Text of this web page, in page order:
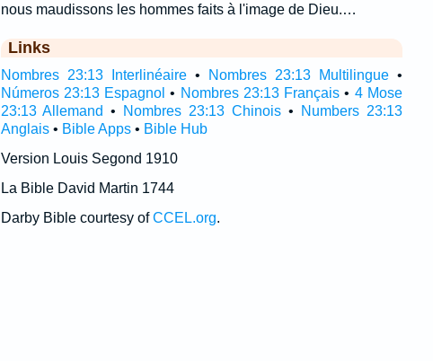
nous maudissons les hommes faits à l'image de Dieu.…
Links
Nombres 23:13 Interlinéaire• Nombres 23:13 Multilingue•
Números 23:13 Espagnol • Nombres 23:13 Français • 4 Mose
23:13 Allemand • Nombres 23:13 Chinois •
Numbers 23:13
Anglais• Bible Apps• Bible Hub
Version Louis Segond 1910
La Bible David Martin 1744
Darby Bible courtesy ofCCEL.org.